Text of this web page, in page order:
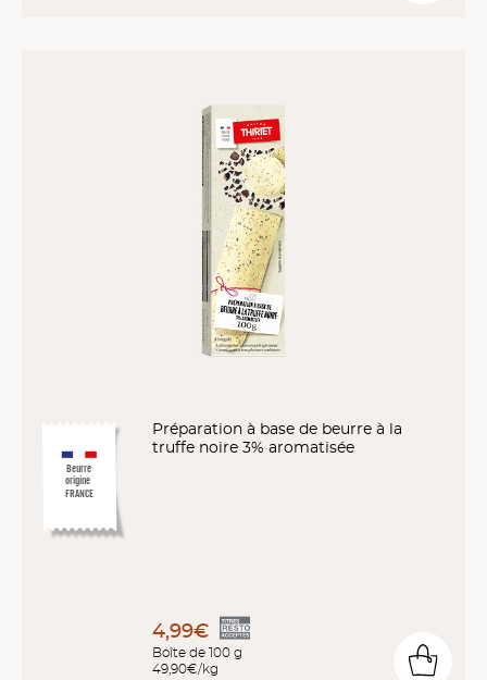
Beurre
origine
FRANCE
Préparation à base de beurre à la
truffe noire 3% aromatisée
4,99€
Boîte de 100 g
49,90€/kg